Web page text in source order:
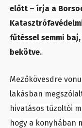
előtt – írja a
fűtéssel semmi
bekötve.
Mezőkövesdre
lakásban
hivatásos tűzoltói
hogy a konyhában